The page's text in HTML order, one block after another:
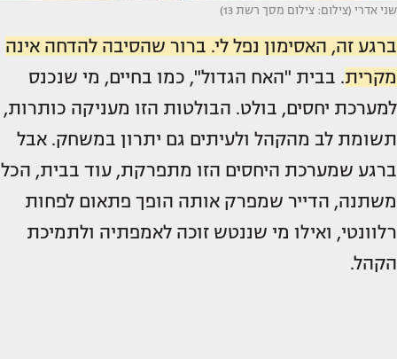
שני אדרי (צילום: צילום מסך רשת 13)
ברגע זה, האסימון נפל לי. ברור שהסיבה להדחה אינה
מקרית. בבית "האח הגדול", כמו בחיים, מי שנכנס
למערכת יחסים, בולט. הבולטות הזו מעניקה כותרות,
תשומת לב מהקהל ולעיתים גם יתרון במשחק. אבל
ברגע שמערכת היחסים הזו מתפרקת, עוד בבית, הכל
משתנה, הדייר שמפרק אותה הופך פתאום לפחות
רלוונטי, ואילו מי שננטש זוכה לאמפתיה ולתמיכת
הקהל.